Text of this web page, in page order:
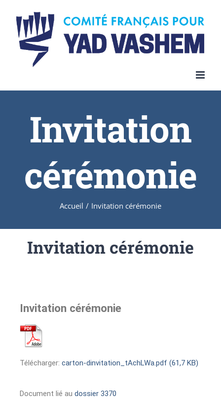
Invitation
cérémonie
Accueil / Invitation cérémonie
Invitation cérémonie
Invitation cérémonie
Télécharger: carton-dinvitation_tAchLWa.pdf (61,7 KB)
Document lié au dossier 3370